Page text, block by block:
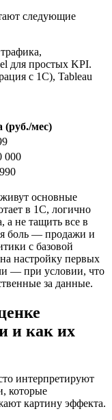
следующие
для простых KPI.
с 1C), Tableau
(руб./мес)
000
основные
в 1C, логично
а не тащить все в
боль — продажи и
с базовой
настройку первых
— при условии, что
за данные.
и как их
интерпретируют
которые
картину эффекта.